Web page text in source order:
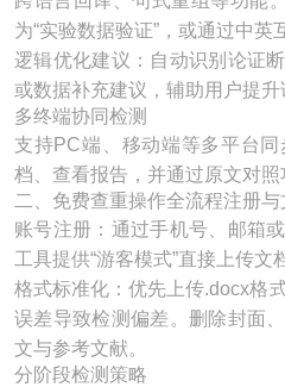
为“实验数据验证”，或通过中英
逻辑优化建议：自动识别论证
或数据补充建议，辅助用户提升
多终端协同检测​
支持PC端、移动端等多平台
档、查看报告，并通过原文对照
二、免费查重操作全流程注册
账号注册：通过手机号、邮箱
工具提供“游客模式”直接上传文
格式标准化：优先上传.docx格
误差导致检测偏差。删除封面
文与参考文献。
分阶段检测策略​